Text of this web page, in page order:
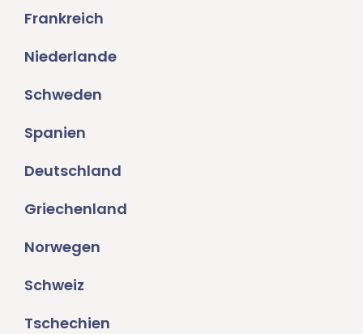
Frankreich
Niederlande
Schweden
Spanien
Deutschland
Griechenland
Norwegen
Schweiz
Tschechien